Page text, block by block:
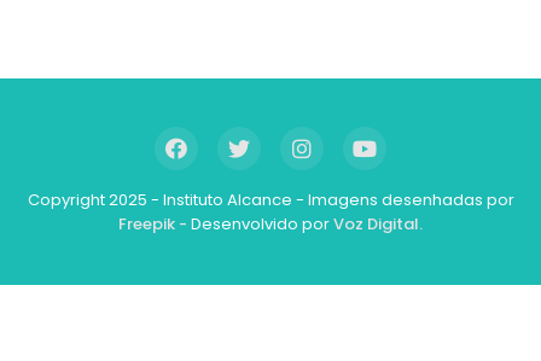
Copyright 2025 - Instituto Alcance - Imagens desenhadas por
Freepik - Desenvolvido porVoz Digital.